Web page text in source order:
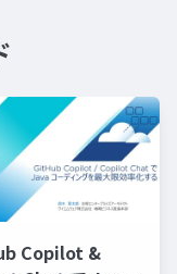
Copilot &